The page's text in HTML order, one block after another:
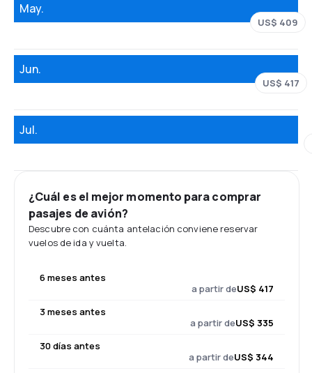
May.
US$ 409
Jun.
US$ 417
Jul.
¿Cuál es el mejor momento para comprar
pasajes de avión?
Descubre con cuánta antelación conviene reservar
vuelos de ida y vuelta.
6 meses antes
a partir deUS$ 417
3 meses antes
a partir deUS$ 335
30 días antes
a partir deUS$ 344